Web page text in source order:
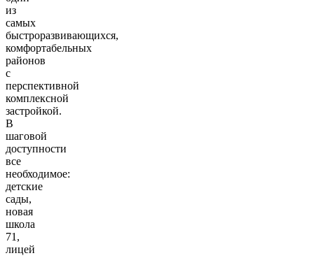
из
самых
быстроразвивающихся,
комфортабельных
районов
с
перспективной
комплексной
застройкой.
В
шаговой
доступности
все
необходимое:
детские
сады,
новая
школа
71,
лицей